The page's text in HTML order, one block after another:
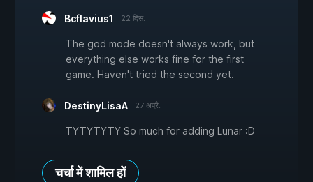
Bcflavius1 22 दिस.
The god mode doesn't always work, but
everything else works fine for the first
game. Haven't tried the second yet.
DestinyLisaA 27 अप्रै.
TYTYTYTY So much for adding Lunar :D
चर्चा में शामिल हों